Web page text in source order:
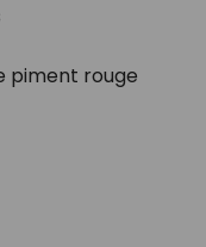
piment rouge